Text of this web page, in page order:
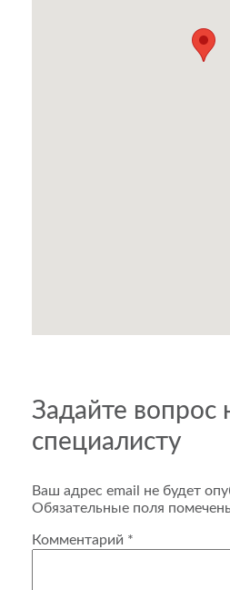
Задайте вопрос
специалисту
Ваш адрес email не будет
Обязательные поля
Комментарий *